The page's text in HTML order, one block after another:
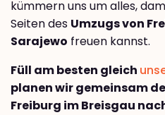
kümmern uns um alles,
Seiten des Umzugs von
Sarajewo freuen kannst.
Füll am besten gleich
planen wir gemeinsam
Freiburg im Breisgau